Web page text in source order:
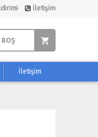
İletişim
BOŞ
İletişim